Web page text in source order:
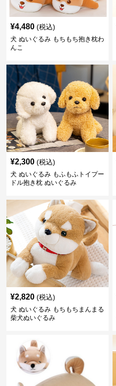
¥4,480 (税込)
犬 ぬいぐるみ もちもち抱き枕わ
んこ
¥2,300 (税込)
犬 ぬいぐるみ もふもふトイプー
ドル抱き枕 ぬいぐるみ
¥2,820 (税込)
犬 ぬいぐるみ もちもちまんまる
柴犬ぬいぐるみ